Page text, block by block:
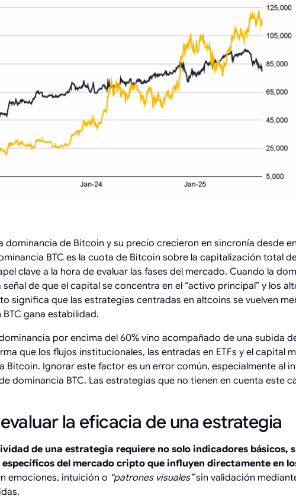
dominancia de Bitcoin y su precio crecieron en sincronía desde
BTC es la cuota de Bitcoin sobre la capitalización total
clave a la hora de evaluar las fases del mercado. Cuando la
de que el capital se concentra en el “activo principal” y los
significa que las estrategias centradas en altcoins se vuelven
gana estabilidad.
por encima del 60% vino acompañado de una subida
que los flujos institucionales, las entradas en ETFs y el capital
Bitcoin. Ignorar este factor es un error común, especialmente al
dominancia BTC. Las estrategias que no tienen en cuenta este
la eficacia de una estrategia
de una estrategia requiere no solo indicadores básicos,
del mercado cripto que influyen directamente en
emociones, intuición o “patrones visuales”sin validación